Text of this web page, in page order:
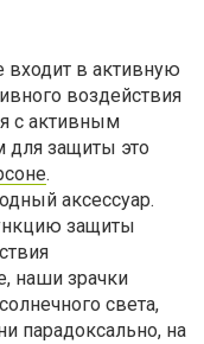
входит в активную
воздействия
с активным
защиты это
.
аксессуар.
защиты
наши зрачки
света,
парадоксально, на